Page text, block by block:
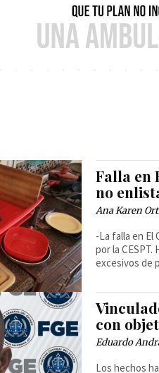
Falla en
no
Ana Karen
-La falla en El
por la
excesivos de
con
Eduardo
Los hechos